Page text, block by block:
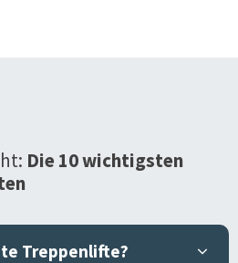
Die 10 wichtigsten
Treppenlifte?